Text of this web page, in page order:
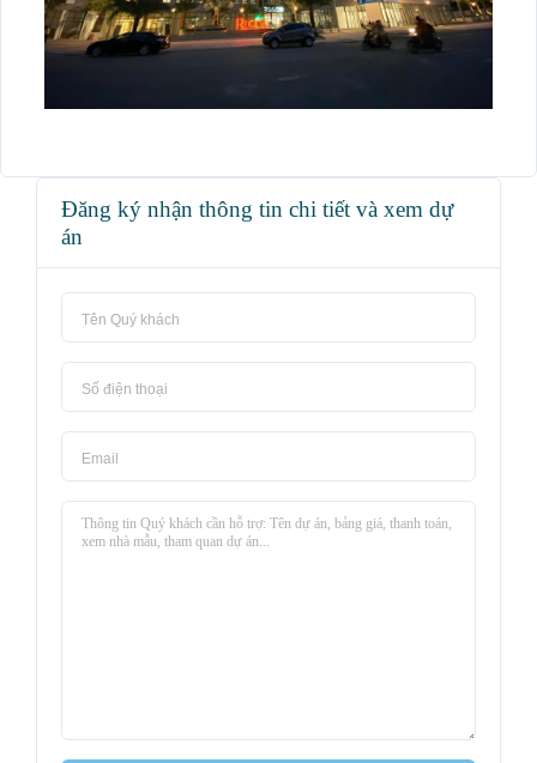
Đăng ký nhận thông tin chi tiết và xem dự
án